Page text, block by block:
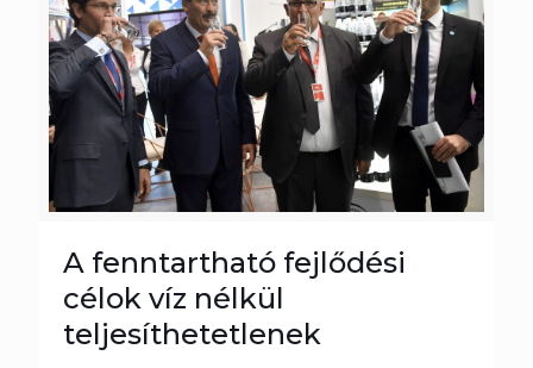
A fenntartható fejlődési
célok víz nélkül
teljesíthetetlenek